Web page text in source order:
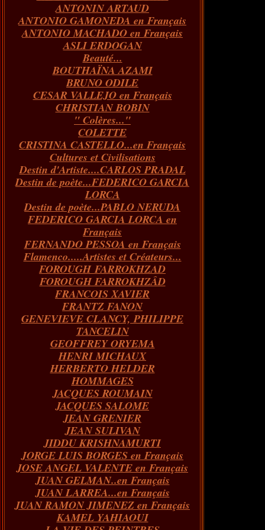
Janvier(73)
Février(55)
Janvier(43)
Mars(73)
Février(54)
Janvier(51)
Avril(73)
Mars(100)
Février(146)
Janvier(124)
ANTONIN ARTAUD
ANTONIO GAMONEDA en Français
ANTONIO MACHADO en Français
ASLI ERDOGAN
Beauté...
BOUTHAÏNA AZAMI
BRUNO ODILE
CESAR VALLEJO en Français
CHRISTIAN BOBIN
" Colères..."
COLETTE
CRISTINA CASTELLO...en Français
Cultures et Civilisations
Destin d'Artiste....CARLOS PRADAL
Destin de poète...FEDERICO GARCIA
LORCA
Destin de poète...PABLO NERUDA
FEDERICO GARCIA LORCA en
Français
FERNANDO PESSOA en Français
Flamenco.....Artistes et Créateurs...
FOROUGH FARROKHZAD
FOROUGH FARROKHZÂD
FRANCOIS XAVIER
FRANTZ FANON
GENEVIEVE CLANCY, PHILIPPE
TANCELIN
GEOFFREY ORYEMA
HENRI MICHAUX
HERBERTO HELDER
HOMMAGES
JACQUES ROUMAIN
JACQUES SALOME
JEAN GRENIER
JEAN SULIVAN
JIDDU KRISHNAMURTI
JORGE LUIS BORGES en Français
JOSE ANGEL VALENTE en Français
JUAN GELMAN..en Français
JUAN LARREA...en Français
JUAN RAMON JIMENEZ en Français
KAMEL YAHIAOUI